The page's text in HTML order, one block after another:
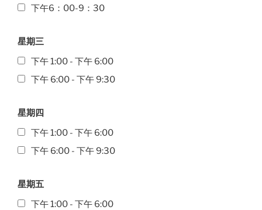
下午6：00-9：30
星期三
下午 1:00 - 下午 6:00
下午 6:00 - 下午 9:30
星期四
下午 1:00 - 下午 6:00
下午 6:00 - 下午 9:30
星期五
下午 1:00 - 下午 6:00